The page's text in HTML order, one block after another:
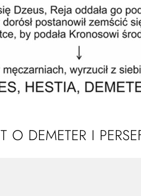
O DEMETER I